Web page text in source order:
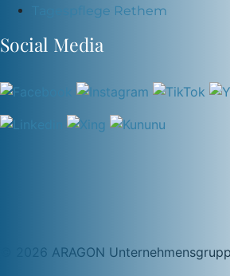
Tagespflege Rethem
Social Media
© 2026 ARAGON